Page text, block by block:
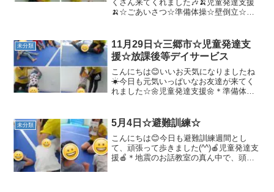
市 八潮市
くさん来てくれました🎶🍌児童発達支援
🍌☆ごあいさつ☆準備体操☆壁倒立☆ト
「アンパンマンとひのたまこぞう」みん
な真剣に見てい...
未分類
11月29日☆三郷市☆児童発達支
援☆放課後等デイサービス
こんにちは😊いいお天気になりましたね
☀今日も元気いっぱいなお友達が来てく
れました☆🌼児童発達支援🌼＊準備体
＊玉入れボールを入れる！投げる！とっ
ても上手になりました＼(^...
未分類 5月4日☆避難訓練☆
こんにちは😊今日も避難訓練週間とし
て、頑張って歩きました(^^)🍎児童発達支
援🍎＊地震のお話教室の真ん中で、頭を